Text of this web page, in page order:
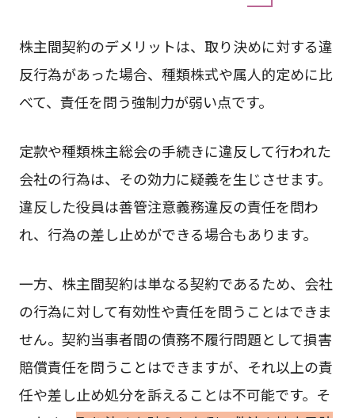
株主間契約のデメリットは、取り決めに対する違
反行為があった場合、種類株式や属人的定めに比
べて、責任を問う強制力が弱い点です。
定款や種類株主総会の手続きに違反して行われた
会社の行為は、その効力に疑義を生じさせます。
違反した役員は善管注意義務違反の責任を問わ
れ、行為の差し止めができる場合もあります。
一方、株主間契約は単なる契約であるため、会社
の行為に対して有効性や責任を問うことはできま
せん。契約当事者間の債務不履行問題として損害
賠償責任を問うことはできますが、それ以上の責
任や差し止め処分を訴えることは不可能です。そ